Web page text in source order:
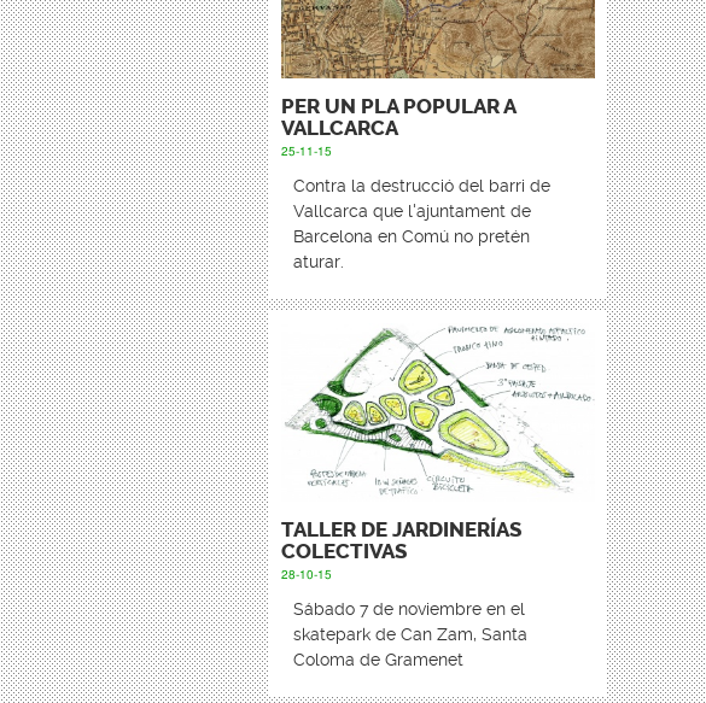
PER UN PLA POPULAR A
VALLCARCA
25-11-15
Contra la destrucció del barri de
Vallcarca que l'ajuntament de
Barcelona en Comú no pretén
aturar.
TALLER DE JARDINERÍAS
COLECTIVAS
28-10-15
Sábado 7 de noviembre en el
skatepark de Can Zam, Santa
Coloma de Gramenet